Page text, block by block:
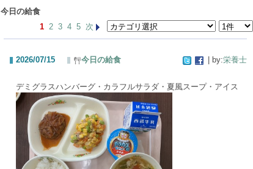
今日の給食
1 2 3 4 5 次
2026/07/15 今日の給食 | by:栄養士
デミグラスハンバーグ・カラフルサラダ・夏風スープ・アイス